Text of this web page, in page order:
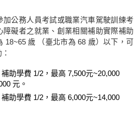
公務人員考試或職業汽車駕駛訓練考
障礙者之就業、創業相關補助實際補助
18~65 歲 （臺北市為 68 歲）以下，可
助學費 1/2，最高 7,500元~20,000
元。
助學費 1/2，最高 6,000元~14,000